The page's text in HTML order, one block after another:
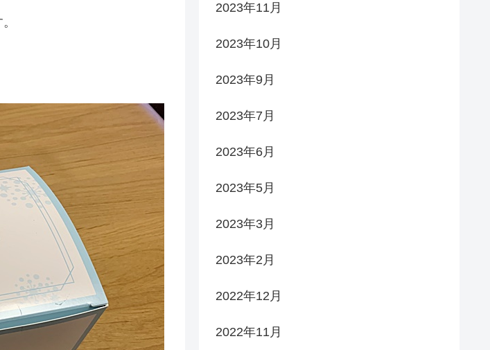
2023年11月
2023年10月
2023年9月
2023年7月
2023年6月
2023年5月
2023年3月
2023年2月
2022年12月
2022年11月